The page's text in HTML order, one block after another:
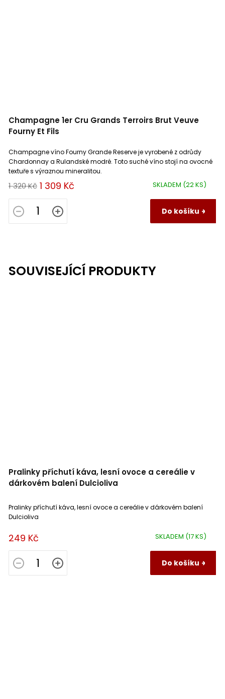
Champagne 1er Cru Grands Terroirs Brut Veuve
Fourny Et Fils
SKLADEM (22 KS)
1 320 Kč 1 309 Kč
Do košíku
Champagne víno Fourny Grande Reserve je vyrobené z odrůdy
Chardonnay a Rulandské modré. Toto suché víno stojí na ovocné
textuře s výraznou mineralitou.
SOUVISEJÍCÍ PRODUKTY
Pralinky příchutí káva, lesní ovoce a cereálie v
dárkovém balení Dulcioliva
SKLADEM (17 KS)
249 Kč
Do košíku
Pralinky příchutí káva, lesní ovoce a cereálie v dárkovém balení
Dulcioliva